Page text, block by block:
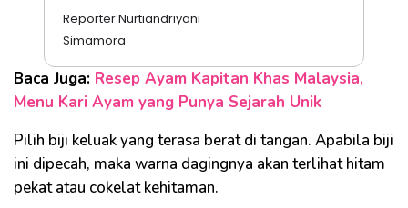
Reporter Nurtiandriyani
Simamora
Baca Juga: Resep Ayam Kapitan Khas Malaysia,
Menu Kari Ayam yang Punya Sejarah Unik
Pilih biji keluak yang terasa berat di tangan. Apabila biji
ini dipecah, maka warna dagingnya akan terlihat hitam
pekat atau cokelat kehitaman.